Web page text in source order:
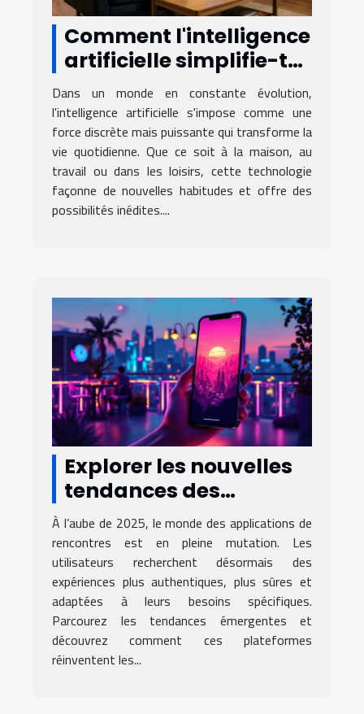
Comment l'intelligence
artificielle simplifie-t-
elle notre quotidien ?
Dans un monde en constante évolution,
l'intelligence artificielle s'impose comme une
force discrète mais puissante qui transforme la
vie quotidienne. Que ce soit à la maison, au
travail ou dans les loisirs, cette technologie
façonne de nouvelles habitudes et offre des
possibilités inédites....
Explorer les nouvelles
tendances des
applications de
rencontres en 2025
À l’aube de 2025, le monde des applications de
rencontres est en pleine mutation. Les
utilisateurs recherchent désormais des
expériences plus authentiques, plus sûres et
adaptées à leurs besoins spécifiques.
Parcourez les tendances émergentes et
découvrez comment ces plateformes
réinventent les...